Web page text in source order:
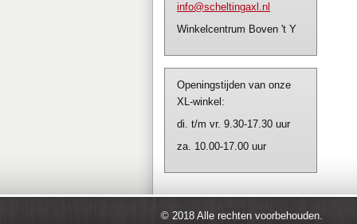
info@scheltingax l.nl
Winkelcentrum Boven 't Y
Openingstijden van onze
XL-winkel:
di. t/m vr. 9.30-17.30 uur
za. 10.00-17.00 uur
© 2018 Alle rechten voorbehouden.